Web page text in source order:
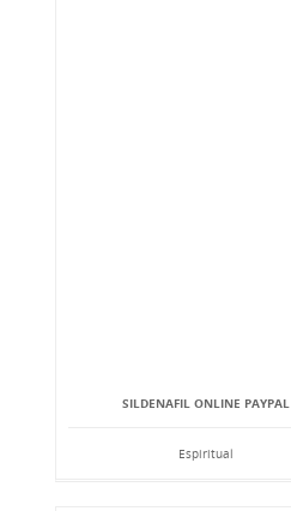
SILDENAFIL ONLINE PAYPAL
Espiritual